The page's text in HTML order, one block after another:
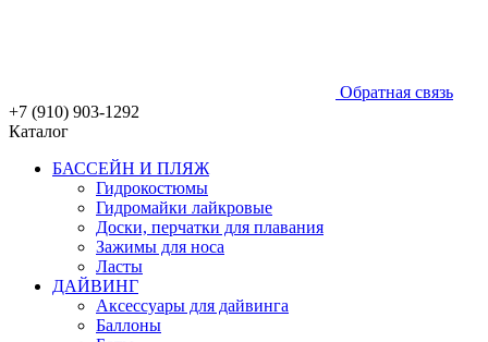
Обратная связь
+7 (910) 903-1292
Каталог
БАССЕЙН И ПЛЯЖ
Гидрокостюмы
Гидромайки лайкровые
Доски, перчатки для плавания
Зажимы для носа
Ласты
ДАЙВИНГ
Аксессуары для дайвинга
Баллоны